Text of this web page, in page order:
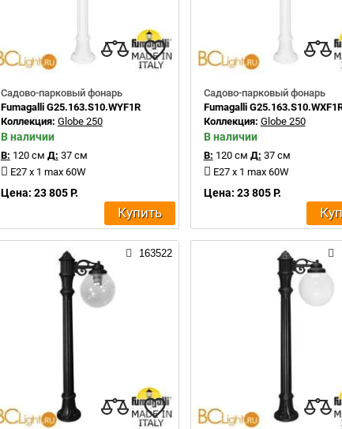
Садово-парковый фонарь
Fumagalli G25.163.S10.WYF1R
Коллекция: Globe 250
В наличии
В: 120 см Д: 37 см
E27 x 1 max 60W
Цена: 23 805 Р.
Купить
Садово-парковый фонарь
Fumagalli
Коллекция: Globe 250
В наличии
В: 120 см Д: 37 см
E27 x 1 max 60W
Цена: 23 805 Р.
163522